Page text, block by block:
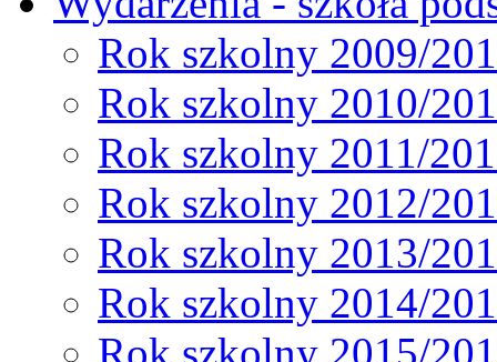
Rok szkolny 2009/
Rok szkolny 2010/
Rok szkolny 2011/
Rok szkolny 2012/
Rok szkolny 2013/
Rok szkolny 2014/